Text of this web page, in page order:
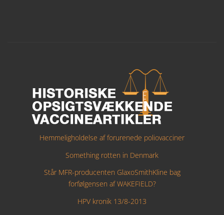
Hemmeligholdelse af forurenede poliovacciner
Something rotten in Denmark
Står MFR-producenten GlaxoSmithKline bag
forfølgensen af WAKEFIELD?
HPV kronik 13/8-2013